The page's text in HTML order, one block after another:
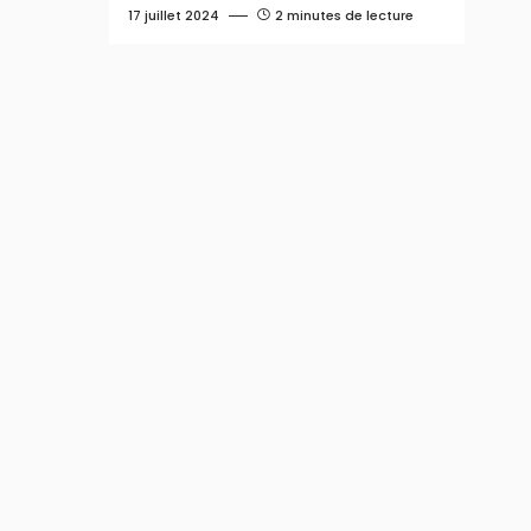
17 juillet 2024 2 minutes de lecture